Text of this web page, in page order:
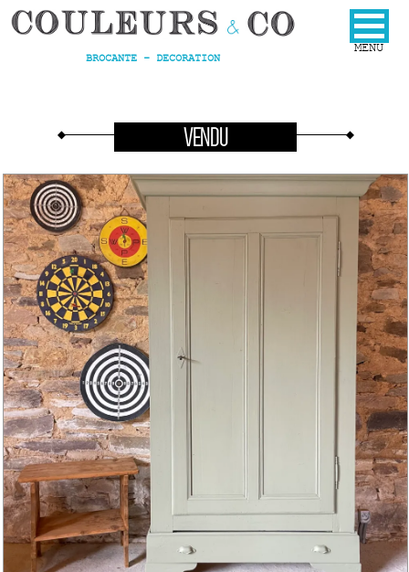
BROCANTE - DECORATION
VENDU